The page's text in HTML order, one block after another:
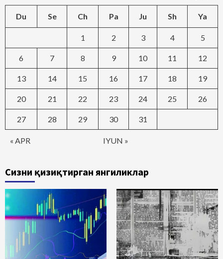
Du Se Ch Pa Ju Sh Ya
« APR IYUN »
1 2 3 4 5
6 7 8 9 10 11 12
13 14 15 16 17 18 19
20 21 22 23 24 25 26
27 28 29 30 31
Сизни қизиқтирган янгиликлар